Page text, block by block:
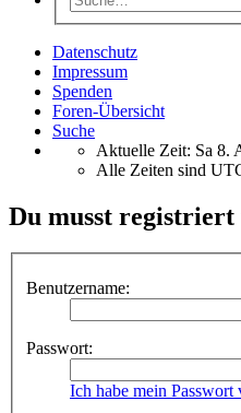
Datenschutz
Impressum
Spenden
Foren-Übersicht
Suche
Aktuelle Zeit: Sa 8.
Alle Zeiten sind
Du musst registriert
Benutzername:
Passwort:
Ich habe mein Passwort